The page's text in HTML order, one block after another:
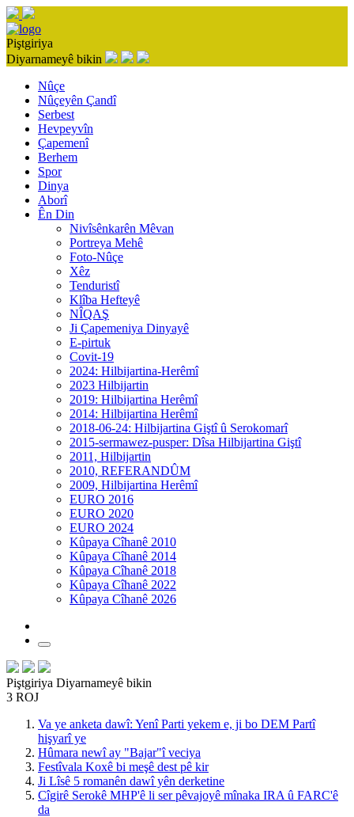
Piştgiriya
Diyarnameyê bikin
Nûçe
Nûçeyên Çandî
Serbest
Hevpeyvîn
Çapemenî
Berhem
Spor
Dinya
Aborî
Ên Din
Nivîsênkarên Mêvan
Portreya Mehê
Foto-Nûçe
Xêz
Tenduristî
Klîba Hefteyê
NÎQAŞ
Ji Çapemeniya Dinyayê
E-pirtuk
Covit-19
2024: Hilbijartina-Herêmî
2023 Hilbijartin
2019: Hilbijartina Herêmî
2014: Hilbijartina Herêmî
2018-06-24: Hilbijartina Giştî û Serokomarî
2015-sermawez-pusper: Dîsa Hilbijartina Giştî
2011, Hilbijartin
2010, REFERANDÛM
2009, Hilbijartina Herêmî
EURO 2016
EURO 2020
EURO 2024
Kûpaya Cîhanê 2010
Kûpaya Cîhanê 2014
Kûpaya Cîhanê 2018
Kûpaya Cîhanê 2022
Kûpaya Cîhanê 2026
Piştgiriya Diyarnameyê bikin
3 ROJ
Va ye anketa dawî: Yenî Parti yekem e, ji bo DEM Partî
hişyarî ye
Hûmara newî ay "Bajar"î veciya
Festîvala Koxê bi meşê dest pê kir
Ji Lîsê 5 romanên dawî yên derketine
Cîgirê Serokê MHP'ê li ser pêvajoyê mînaka IRA û FARC'ê
da